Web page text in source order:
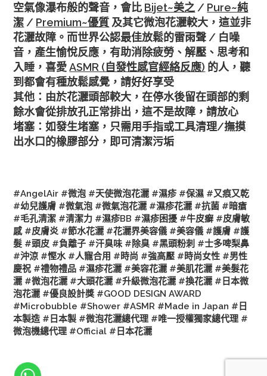
空氣像瀑布般的聲音，會比 Bijet~美之 / Pure~純
潔 / Premium~優質 及其它微泡花灑較大，這並非
花灑故障。而世界公認最佳放鬆的雷雨聲 / 白噪
音，產生愉悅反應，有助消除疲勞、解壓、思考和
入睡，喜愛ASMR (自發性感官經絡反應) 的人，聽
到都會有種放鬆感覺，請好好享受
其他：由於花灑頭部較大，在停水後留在頭部的剩
餘水會從排放孔正常排出，這不是故障，請放心
堵塞：如發生堵塞，只需用手指或工具清理/撫摸
出水口的橡膠部分，即可清潔污垢
#AngelAir #微泡 #天使微泡花灑 #濕疹 #保濕 #又痕又乾
#幼兒護膚 #微氣泡 #微氣泡花灑 #濕疹花灑 #抗菌 #暗瘡
#毛孔清潔 #清潔力 #濕疹BB #濕疹困擾 #牛皮癬 #皮膚敏
感 #皮膚炎 #節水花灑 #花灑界美容儀 #美容儀 #護膚 #護
髮 #頭皮 #負離子 #汗臭味 #除臭 #黑頭粉刺 #士多啤梨鼻
#沖涼 #慳水 #人寵合用 #時尚 #強高壓 #時尚女性 #男性
慶祝 #禮物禮品 #濕疹花灑 #美容花灑 #美肌花灑 #美髮花
灑 #微泡花灑 #大頭花灑 #升級微泡花灑 #換花灑 #日本微
泡花灑 #優良設計獎 #GOOD DESIGN AWARD
#Microbubble #Shower #ASMR #Made in Japan #日
本製造 #日本製 #微泡花灑總代理 #唯一授權獨家總代理 #
微泡機總代理 #Official #日本花灑